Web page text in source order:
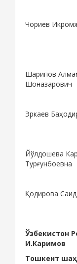
Чориев
Шарипов
Шоназарович
Эркаев
Йўлдошева
Турғунбоевна
Қодирова
Ўзбекистон
И.Каримов
Тошкент